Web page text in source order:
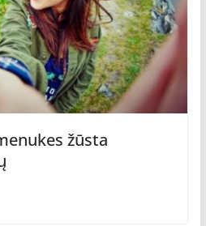
žūsta